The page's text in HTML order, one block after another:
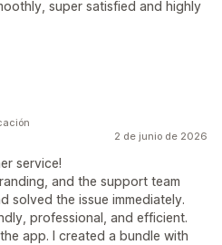
super satisfied and highly
2 de junio de 2026
service!
and the support team
solved the issue immediately.
professional, and efficient.
app. I created a bundle with